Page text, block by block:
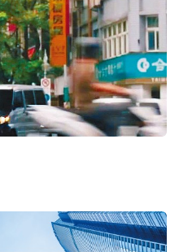
日子